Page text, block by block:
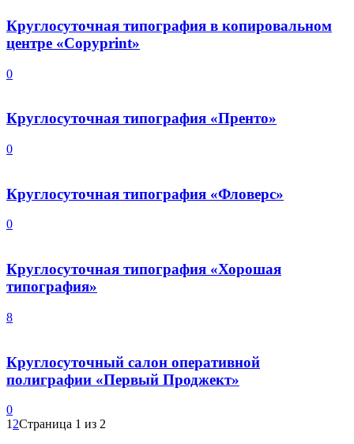
Круглосуточная типография в копировальном
центре «Copyprint»
0
Круглосуточная типография «Пренто»
0
Круглосуточная типография «Фловерс»
0
Круглосуточная типография «Хорошая
типография»
8
Круглосуточный салон оперативной
полиграфии «Первый Проджект»
0
1 2Страница 1 из 2